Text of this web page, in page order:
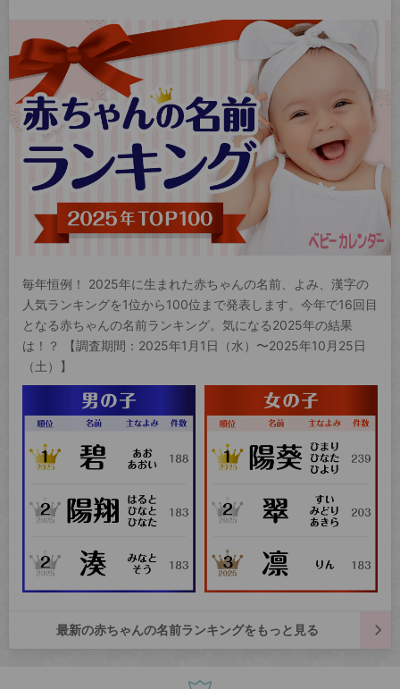
毎年恒例！ 2025年に生まれた赤ちゃんの名前、よみ、漢字の
人気ランキングを1位から100位まで発表します。今年で16回目
となる赤ちゃんの名前ランキング。気になる2025年の結果
は！？ 【調査期間：2025年1月1日（水）〜2025年10月25日
（土）】
最新の赤ちゃんの名前ランキングをもっと見る